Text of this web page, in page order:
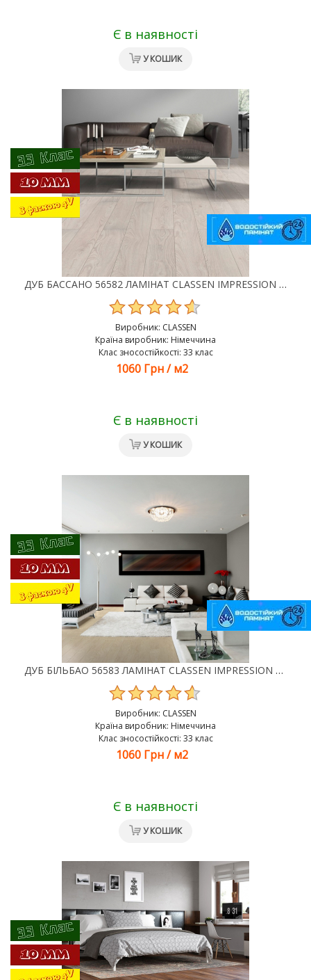
Є в наявності
У КОШИК
ДУБ БАССАНО 56582 ЛАМІНАТ CLASSEN IMPRESSION 4V WR
Виробник: CLASSEN
Країна виробник: Німеччина
Клас зносостійкості: 33 клас
1060 Грн/м2
Є в наявності
У КОШИК
ДУБ БІЛЬБАО 56583 ЛАМІНАТ CLASSEN IMPRESSION 4V WR
Виробник: CLASSEN
Країна виробник: Німеччина
Клас зносостійкості: 33 клас
1060 Грн/м2
Є в наявності
У КОШИК